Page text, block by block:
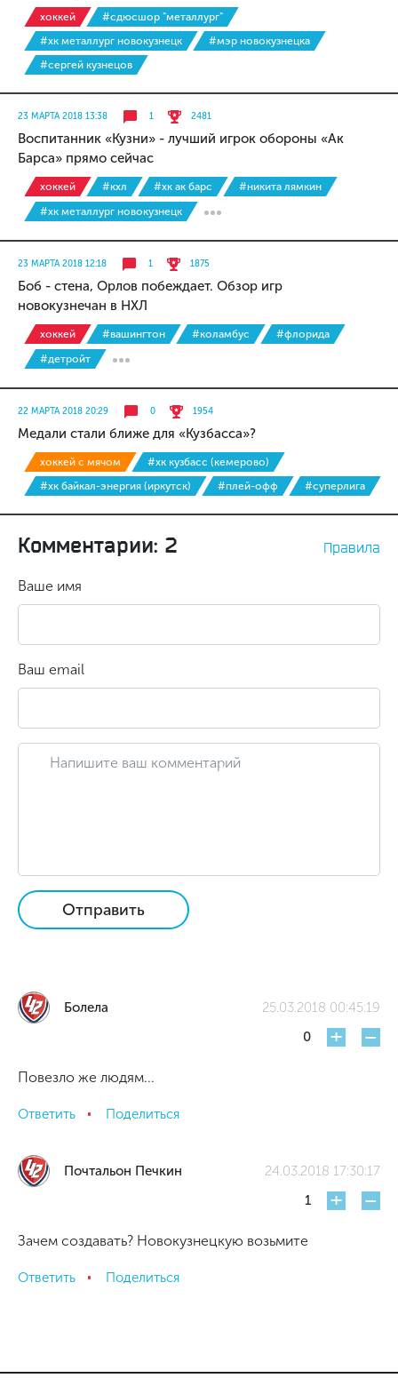
хоккей
#сдюсшор "металлург"
#хк металлург новокузнецк
#мэр новокузнецка
#сергей кузнецов
23 МАРТА 2018 13:38 1 2481
Воспитанник «Кузни» - лучший игрок обороны «Ак
Барса» прямо сейчас
хоккей #кхл #хк ак барс
#никита лямкин
#хк металлург новокузнецк
23 МАРТА 2018 12:18 1 1875
Боб - стена, Орлов побеждает. Обзор игр
новокузнечан в НХЛ
хоккей #вашингтон #коламбус
#флорида
#детройт
22 МАРТА 2018 20:29 0 1954
Медали стали ближе для «Кузбасса»?
хоккей с мячом
#хк кузбасс (кемерово)
#хк байкал-энергия (иркутск)
#плей-офф #суперлига
Комментарии: 2 Правила
Ваше имя
Ваш email
Отправить
Болела
25.03.2018 00:45:19
0
+ -
Повезло же людям...
Ответить Поделиться
Почтальон Печкин
24.03.2018 17:30:17
1
+ -
Зачем создавать? Новокузнецкую возьмите
Ответить Поделиться